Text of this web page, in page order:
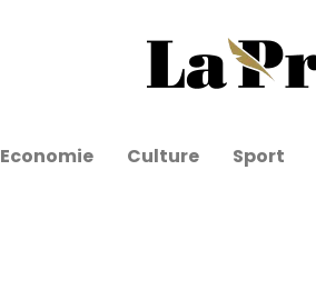
Economie Culture Sport